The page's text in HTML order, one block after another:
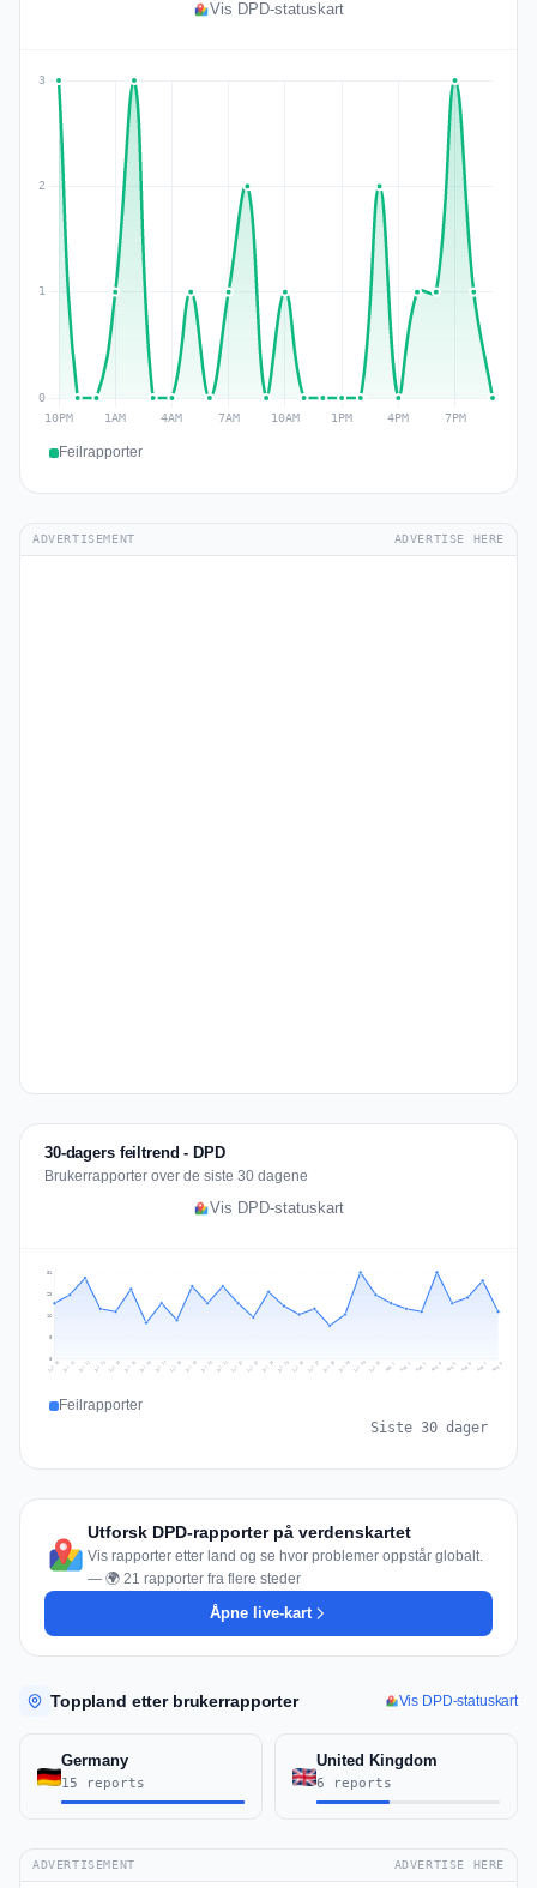
Vis DPD-statuskart
Feilrapporter
ADVERTISEMENT ADVERTISE HERE
30-dagers feiltrend - DPD
Brukerrapporter over de siste 30 dagene
Vis DPD-statuskart
16
23
31
Jul 10 Jul 11 Jul 12 Jul 13 Jul 14 Jul 15 Jul 16 Jul 17 Jul 18 Jul 19 Jul 20 Jul 21 Jul 22 Jul 23 Jul 24 Jul 25 Jul 26 Jul 27 Jul 28 Jul 29 Jul 30 Jul 31 Aug 1 Aug 2 Aug 3 Aug 4 Aug 5 Aug 6 Aug 7 Aug 8
Feilrapporter
Siste 30 dager
Utforsk DPD-rapporter på verdenskartet
Vis rapporter etter land og se hvor problemer oppstår globalt.
— 🌍 21 rapporter fra flere steder
Åpne live-kart
Toppland etter brukerrapporter Vis DPD-statuskart
Germany
15 reports
United Kingdom
6 reports
ADVERTISEMENT ADVERTISE HERE